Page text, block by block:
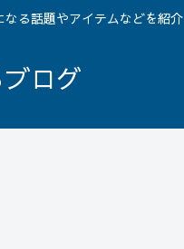
る話題やアイテムなどを紹介
ログ